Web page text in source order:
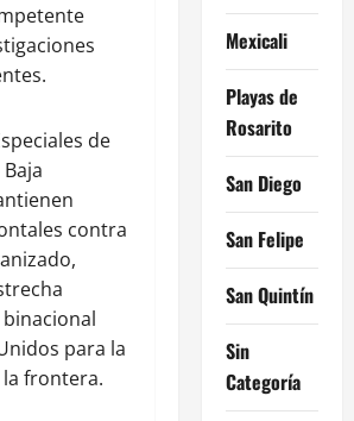
de
contra
para la
frontera.
Mexicali
Playas de
Rosarito
San Diego
San Felipe
San Quintín
Sin
Categoría